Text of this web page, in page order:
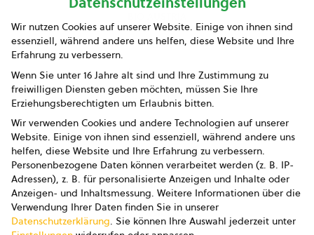
Presse
Impressum
Datenschutz
AGB
AGB Marketing GmbH
AGB Bildung
Newsletter
Wir nutzen Cookies auf unserer Website. Einige von ihnen sind
essenziell, während andere uns helfen, diese Website und Ihre
Erfahrung zu verbessern.
Wenn Sie unter 16 Jahre alt sind und Ihre Zustimmung zu
freiwilligen Diensten geben möchten, müssen Sie Ihre
Erziehungsberechtigten um Erlaubnis bitten.
Wir verwenden Cookies und andere Technologien auf unserer
Website. Einige von ihnen sind essenziell, während andere uns
helfen, diese Website und Ihre Erfahrung zu verbessern.
Personenbezogene Daten können verarbeitet werden (z. B. IP-
Adressen), z. B. für personalisierte Anzeigen und Inhalte oder
Anzeigen- und Inhaltsmessung. Weitere Informationen über die
Verwendung Ihrer Daten finden Sie in unserer
Datenschutzerklärung. Sie können Ihre Auswahl jederzeit unter